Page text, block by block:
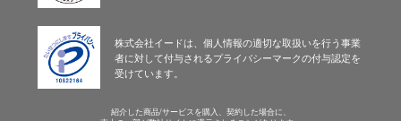
株式会社イードは、個人情報の適切な取扱いを行う事業
者に対して付与されるプライバシーマークの付与認定を
受けています。
紹介した商品/サービスを購入、契約した場合に、